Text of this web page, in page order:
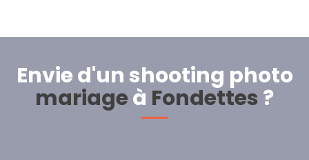
Envie d'un shooting photo
mariageà Fondettes ?